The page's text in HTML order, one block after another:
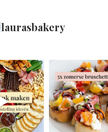
laurasbakery